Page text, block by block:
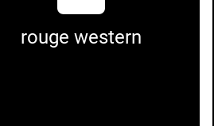
rouge western